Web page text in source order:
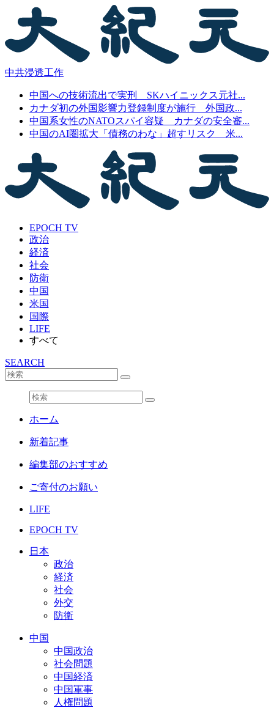
中共浸透工作
中国への技術流出で実刑 SKハイニックス元社...
カナダ初の外国影響力登録制度が施行 外国政...
中国系女性のNATOスパイ容疑 カナダの安全審...
中国のAI圏拡大「債務のわな」超すリスク 米...
EPOCH TV
政治
経済
社会
防衛
中国
米国
国際
LIFE
すべて
SEARCH
ホーム
新着記事
編集部のおすすめ
ご寄付のお願い
LIFE
EPOCH TV
日本
政治
経済
社会
外交
防衛
中国
中国政治
社会問題
中国経済
中国軍事
人権問題